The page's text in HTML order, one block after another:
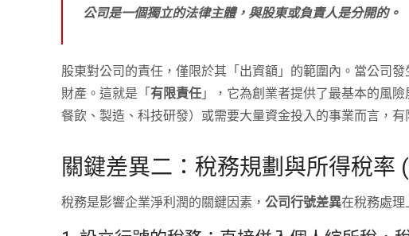
公司是一個獨立的法律主體，與股東或負責人是分開的。
股東對公司的責任，僅限於其「出資額」的範圍內。當公司
財產。這就是「有限責任 」，它為創業者提供了最基本的風
餐飲、製造、科技研發）或需要大量資金投入的事業而言，
關鍵差異二：稅務規劃與所得稅率
稅務是影響企業淨利潤的關鍵因素，公司行號差異在稅務處理